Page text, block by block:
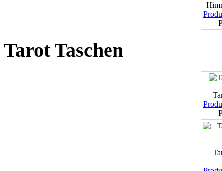
Tarot Taschen